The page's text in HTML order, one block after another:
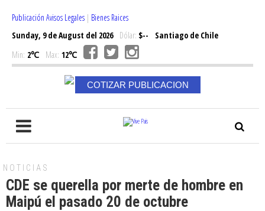
Publicación Avisos Legales | Bienes Raices
Sunday, 9 de August del 2026Dólar: $--
Santiago de Chile
Min: 2℃ Max: 12℃
COTIZAR PUBLICACION
NOTICIAS
CDE se querella por merte de hombre en
Maipú el pasado 20 de octubre